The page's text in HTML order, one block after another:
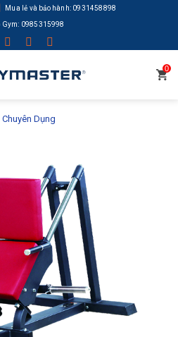
Mua lẻ và bảo hành: 0931458898
Gym: 0985315998
0
Dụng